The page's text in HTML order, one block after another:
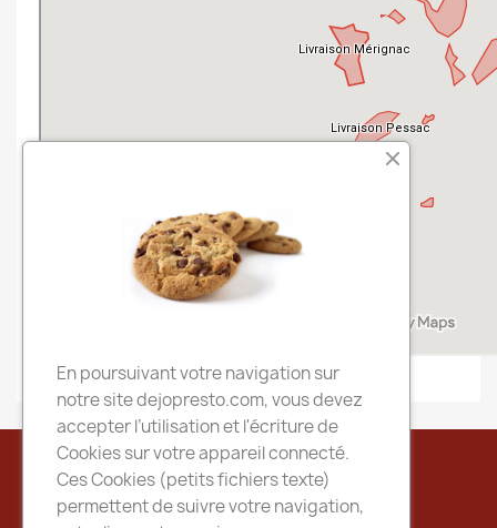
En poursuivant votre navigation sur
notre site dejopresto.com, vous devez
accepter l’utilisation et l'écriture de
Cookies sur votre appareil connecté.
Ces Cookies (petits fichiers texte)
permettent de suivre votre navigation,